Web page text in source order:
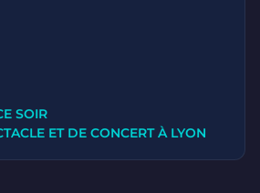
SOIR
ET DE CONCERT À LYON